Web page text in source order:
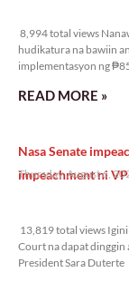
8,994 total views
hudikatura na bawiin
implementasyon ng
READ MORE »
Nasa Senate
impeachment ni
Thursday, August 6,
13,819 total views
Court na dapat dinggin
President Sara Duterte